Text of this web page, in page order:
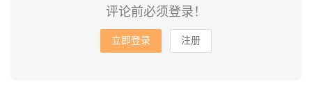
评论前必须登录！
立即登录 注册